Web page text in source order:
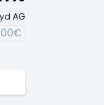
AG